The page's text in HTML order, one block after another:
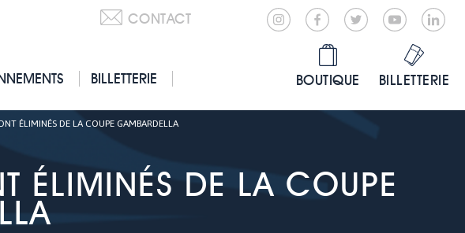
CONTACT
BILLETTERIE
BOUTIQUE BILLETTERIE
ÉLIMINÉS DE LA COUPE GAMBARDELLA
ÉLIMINÉS DE LA COUPE